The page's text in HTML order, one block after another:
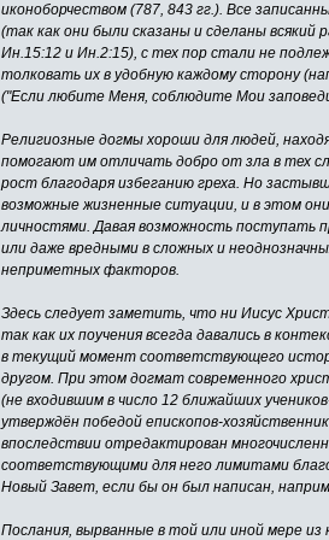
иконоборчеством (787, 843 гг.). Все
(так как они были сказаны и сделаны всякий
Ин.15:12 и Ин.2:15), с тех пор стали не
толковать их в удобную каждому сторону
("Если любите Меня, соблюдите Мои
Религиозные догмы хороши для людей,
помогают им отличать добро от зла в тех
рост благодаря избеганию греха. Но
возможные жизненные ситуации, и в этом
личностями. Давая возможность поступать
или даже вредными в сложных и
неприметных факторов.
Здесь следует заметить, что ни Иисус
так как их поучения всегда давались в
в текущий момент соответствующего
другом. При этом догмат современного
(не входившим в число 12 ближайших
утверждён победой епископов-
впоследствии отредактирован
соответствующими для него лимитами
Новый Завет, если бы он был написан,
Послания, вырванные в той или иной мере